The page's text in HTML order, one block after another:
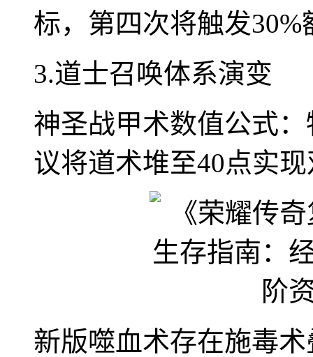
标，第四次将触发
3.道士召唤体系演变
神圣战甲术数值公式
议将道术堆至40点实
新版噬血术存在施毒